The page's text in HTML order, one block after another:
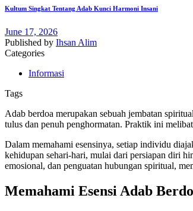
Kultum Singkat Tentang Adab Kunci Harmoni Insani
June 17, 2026
Published by Ihsan Alim
Categories
Informasi
Tags
Adab berdoa merupakan sebuah jembatan
tulus dan penuh penghormatan. Praktik ini
Dalam memahami esensinya, setiap individu
kehidupan sehari-hari, mulai dari persiapan diri
emosional, dan penguatan hubungan spiritual,
Memahami Esensi Adab